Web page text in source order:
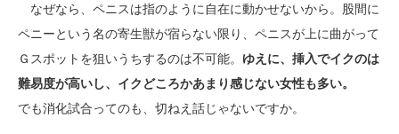
なぜなら、ペニスは指のように自在に動かせないから。股間に
ペニーという名の寄生獣が宿らない限り、ペニスが上に曲がって
Ｇスポットを狙いうちするのは不可能。 ゆえに、挿入でイクのは
難易度が高いし、イクどころかあまり感じない女性も多い。
でも消化試合ってのも、切ねえ話じゃないですか。